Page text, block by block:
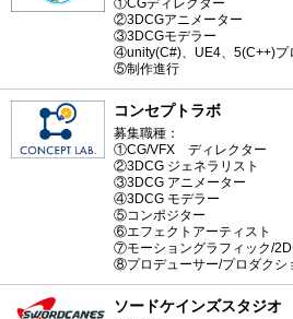
②3DCGアニメーター
③3DCGモデラー
④unity(C#)、UE4、5(C++)プ
⑤制作進行
コンセプトラボ
募集職種：
①CG/VFX ディレクター
②3DCG ジェネラリスト
③3DCG アニメーター
④3DCG モデラー
⑤コンポジター
⑥エフェクトアーティスト
⑦モーショングラフィック/
⑧プロデューサー/プロダクシ
ソードケインズスタジオ